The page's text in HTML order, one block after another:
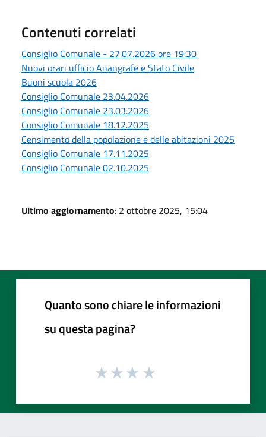
Contenuti correlati
Consiglio Comunale - 27.07.2026 ore 19:30
Nuovi orari ufficio Anangrafe e Stato Civile
Buoni scuola 2026
Consiglio Comunale 23.04.2026
Consiglio Comunale 23.03.2026
Consiglio Comunale 18.12.2025
Censimento della popolazione e delle abitazioni 2025
Consiglio Comunale 17.11.2025
Consiglio Comunale 02.10.2025
Ultimo aggiornamento: 2 ottobre 2025, 15:04
Quanto sono chiare le informazioni
su questa pagina?